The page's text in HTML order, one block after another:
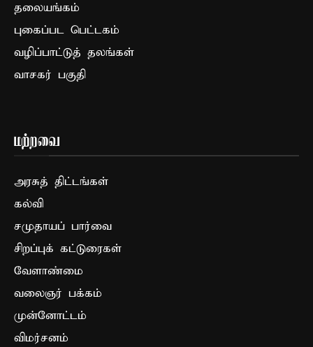
தலையங்கம்
புகைப்பட பெட்டகம்
வழிப்பாட்டுத் தலங்கள்
வாசகர் பகுதி
மற்றவை
அரசுத் திட்டங்கள்
கல்வி
சமுதாயப் பார்வை
சிறப்புக் கட்டுரைகள்
வேளாண்மை
வலைஞர் பக்கம்
முன்னோட்டம்
விமர்சனம்